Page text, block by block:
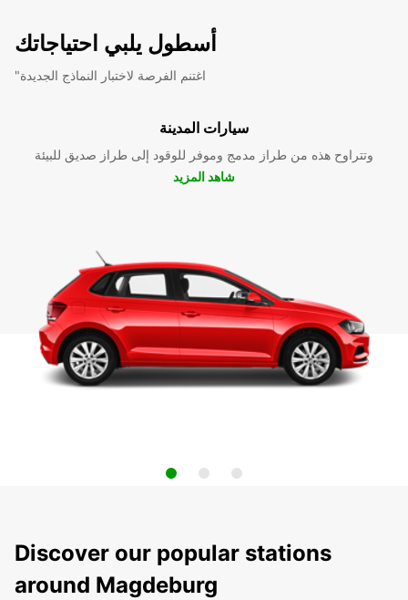
أسطول يلبي احتياجاتك
"اغتنم الفرصة لاختبار النماذج الجديدة
سيارات المدينة
وتتراوح هذه من طراز مدمج وموفر للوقود إلى طراز صديق للبيئة
شاهد المزيد
Discover our popular stations
around Magdeburg